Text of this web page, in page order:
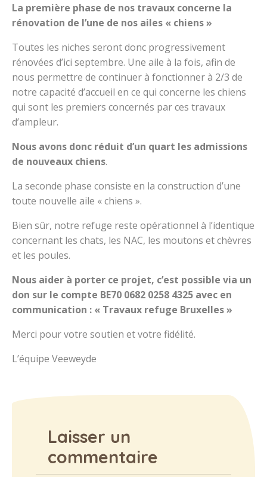
La première phase de nos travaux concerne la
rénovation de l’une de nos ailes « chiens »
Toutes les niches seront donc progressivement
rénovées d’ici septembre. Une aile à la fois, afin de
nous permettre de continuer à fonctionner à 2/3 de
notre capacité d’accueil en ce qui concerne les chiens
qui sont les premiers concernés par ces travaux
d’ampleur.
Nous avons donc réduit d’un quart les admissions
de nouveaux chiens.
La seconde phase consiste en la construction d’une
toute nouvelle aile « chiens ».
Bien sûr, notre refuge reste opérationnel à l’identique
concernant les chats, les NAC, les moutons et chèvres
et les poules.
Nous aider à porter ce projet, c’est possible via un
don sur le compte BE70 0682 0258 4325 avec en
communication : « Travaux refuge Bruxelles »
Merci pour votre soutien et votre fidélité.
L’équipe Veeweyde
Laisser un
commentaire